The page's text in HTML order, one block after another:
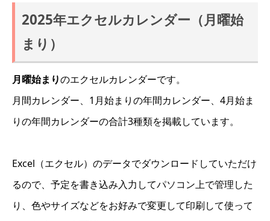
2025年エクセルカレンダー（月曜始
まり）
月曜始まりのエクセルカレンダーです。
月間カレンダー、1月始まりの年間カレンダー、4月始ま
りの年間カレンダーの合計3種類を掲載しています。
Excel（エクセル）のデータでダウンロードしていただけ
るので、予定を書き込み入力してパソコン上で管理した
り、色やサイズなどをお好みで変更して印刷して使って